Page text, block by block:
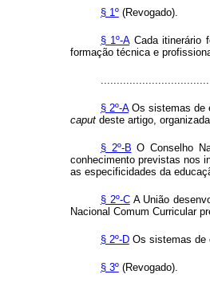
§ 1º(Revogado).
§ 1º-ACada itinerário
formação técnica e
§ 2º-AOs sistemas de
caput deste artigo,
§ 2º-B O Conselho
conhecimento previstas nos
as especificidades da
§ 2º-CA União
Nacional Comum Curricular
§ 2º-DOs sistemas de
§ 3º(Revogado).